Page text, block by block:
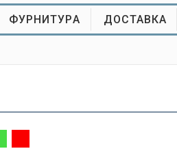
ФУРНИТУРА ДОСТАВКА